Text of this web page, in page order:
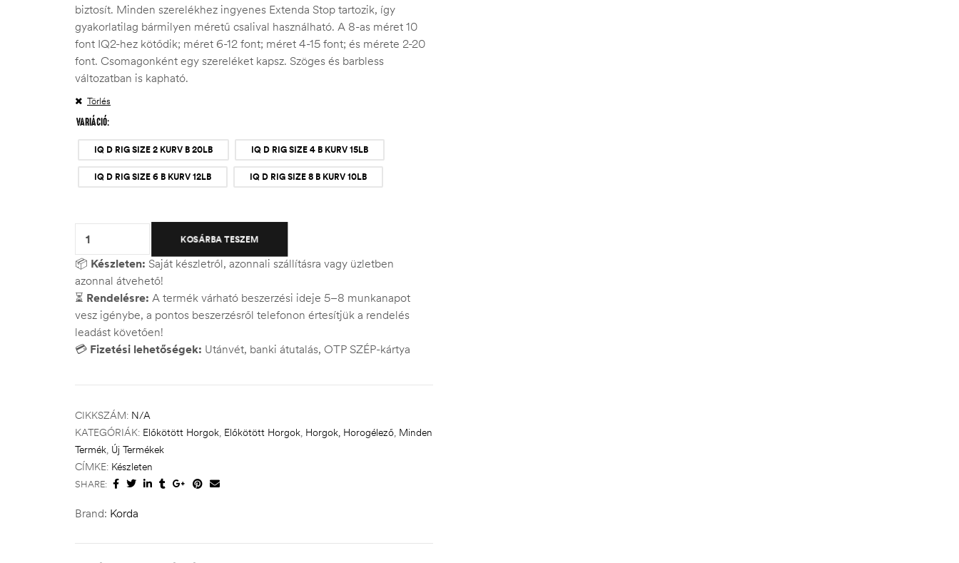
biztosít. Minden szerelékhez ingyenes Extenda Stop tartozik, így
gyakorlatilag bármilyen méretű csalival használható. A 8-as méret 10
font IQ2-hez kötődik; méret 6-12 font; méret 4-15 font; és mérete 2-20
font. Csomagonként egy szereléket kapsz. Szöges és barbless
változatban is kapható.
VARIÁCIÓ
IQ D RIG SIZE 2 KURV B 20LB IQ D RIG SIZE 4 B KURV 15LB
IQ D RIG SIZE 6 B KURV 12LB IQ D RIG SIZE 8 B KURV 10LB
Törlés
KOSÁRBA TESZEM
📦 Készleten: Saját készletről, azonnali szállításra vagy üzletben
azonnal átvehető!
⏳ Rendelésre: A termék várható beszerzési ideje 5–8 munkanapot
vesz igénybe, a pontos beszerzésről telefonon értesítjük a rendelés
leadást követően!
💳 Fizetési lehetőségek: Utánvét, banki átutalás, OTP SZÉP-kártya
CIKKSZÁM: N/A
KATEGÓRIÁK: Előkötött Horgok, Előkötött Horgok, Horgok, Horogélező, Minden
Termék, Új Termékek
CÍMKE: Készleten
SHARE:
Brand: Korda